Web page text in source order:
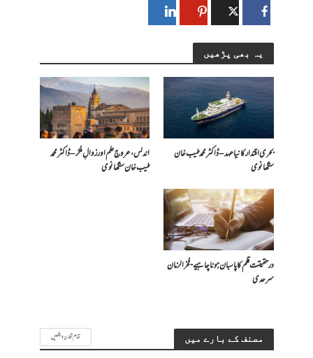
یہ بھی پڑھیں
بحری اقتدار کا نیا عہد – ڈاکٹر محمد طیب خان
سنگھانوی
اندلس، عروجِ علم اور زوالِ فکر – ڈاکٹر محمد
طیب خان سنگھانوی
درحقیقت قلم کا پاسبان ہونا چاہیے- فخرالزمان
سرحدی
مصنف کے بارے میں تمام تحاریر دیکھیں